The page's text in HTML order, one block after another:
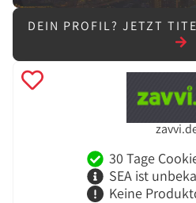
DEIN PROFIL? JETZT
30 Tage
SEA ist
Keine